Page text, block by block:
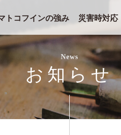
トコフインの強み 災害時対応
News
お知らせ